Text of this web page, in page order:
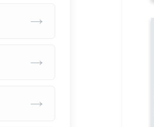
→
→
→